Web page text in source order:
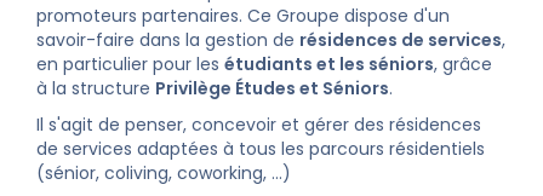
promoteurs partenaires. Ce Groupe dispose d'un
savoir-faire dans la gestion de résidences de services,
en particulier pour les étudiants et les séniors, grâce
à la structure Privilège Études et Séniors.
Il s'agit de penser, concevoir et gérer des résidences
de services adaptées à tous les parcours résidentiels
(sénior, coliving, coworking, ...)